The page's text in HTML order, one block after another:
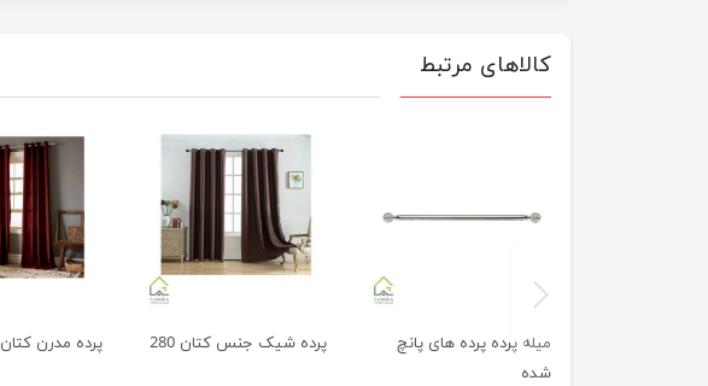
کالاهای مرتبط
میله پرده پرده های پانچ
شده
پرده شیک جنس کتان 280 پرده مدرن کتان 280 سانتی
previus